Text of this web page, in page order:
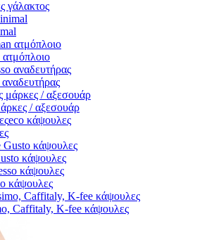
αναδευτήρας
/ αξεσουάρ
eco κάψουλες
κάψουλες
κάψουλες
Caffitaly, K-fee κάψουλες